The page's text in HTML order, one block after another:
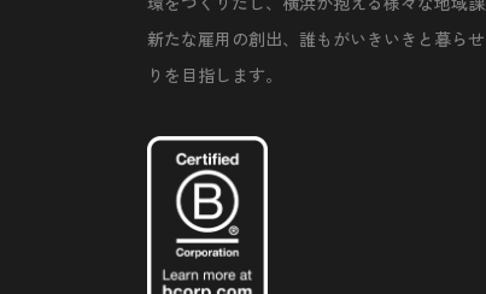
新たな雇用の創出、誰もがいきいきと暮ら
りを目指します。